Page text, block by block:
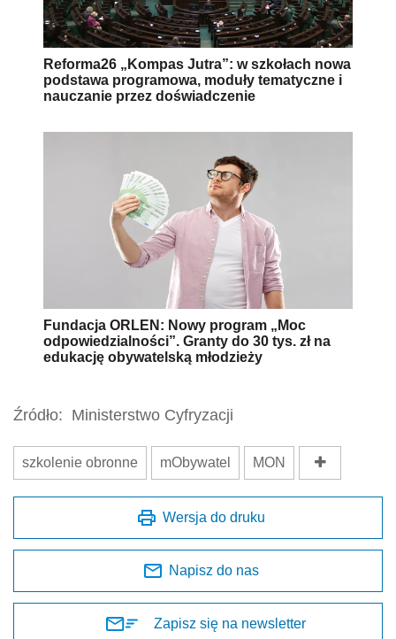
Reforma26 „Kompas Jutra”: w szkołach nowa
podstawa programowa, moduły tematyczne i
nauczanie przez doświadczenie
Fundacja ORLEN: Nowy program „Moc
odpowiedzialności”. Granty do 30 tys. zł na
edukację obywatelską młodzieży
Źródło: Ministerstwo Cyfryzacji
szkolenie obronne mObywatel MON
Wersja do druku
Napisz do nas
Zapisz się na newsletter